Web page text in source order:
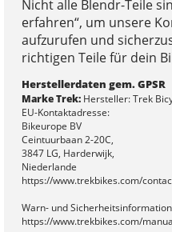
Nicht alle Blendr-Teile
erfahren“, um unsere
aufzurufen und
richtigen Teile für dein
Herstellerdaten gem. GPSR
Marke Trek:Hersteller: Trek
EU-Kontaktadresse:
Bikeurope BV
Ceintuurbaan 2-20C,
3847 LG, Harderwijk,
Niederlande
https://www.trekbikes.com/
Warn- und
https://www.trekbikes.com/